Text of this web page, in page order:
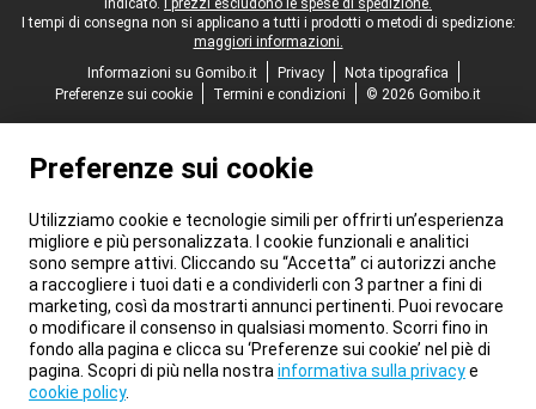
indicato.
I prezzi escludono le spese di spedizione.
I tempi di consegna non si applicano a tutti i prodotti o metodi di spedizione:
maggiori informazioni.
Informazioni su Gomibo.it
Privacy
Nota tipografica
Preferenze sui cookie
Termini e condizioni © 2026 Gomibo.it
Preferenze sui cookie
Utilizziamo cookie e tecnologie simili per offrirti un’esperienza
migliore e più personalizzata. I cookie funzionali e analitici
sono sempre attivi. Cliccando su “Accetta” ci autorizzi anche
a raccogliere i tuoi dati e a condividerli con 3 partner a fini di
marketing, così da mostrarti annunci pertinenti. Puoi revocare
o modificare il consenso in qualsiasi momento. Scorri fino in
fondo alla pagina e clicca su ‘Preferenze sui cookie’ nel piè di
pagina. Scopri di più nella nostra informativa sulla privacye
cookie policy.